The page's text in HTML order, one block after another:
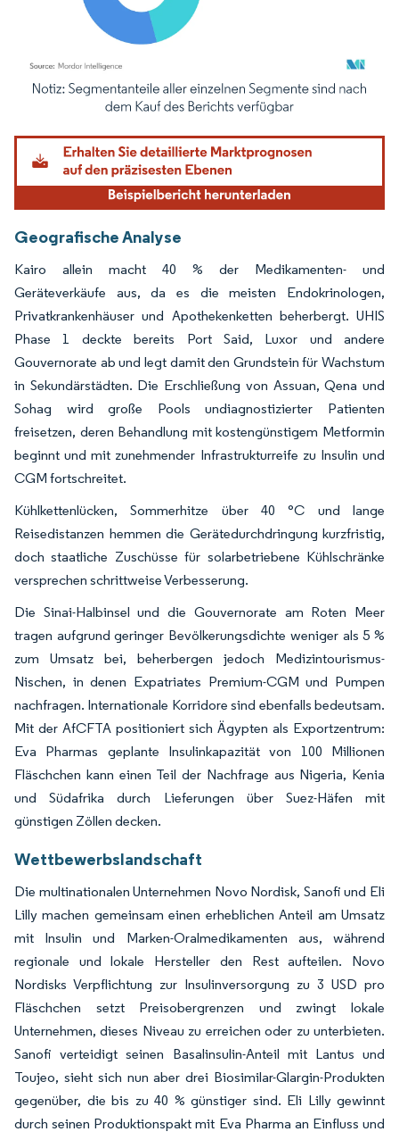
Bild © Mordor Intelligence. Wiederverwendung erfordert Namensnennung
Geografische Analyse
Kairo allein macht 40 % der Medikamenten- und
Geräteverkäufe aus, da es die meisten Endokrinologen,
Privatkrankenhäuser und Apothekenketten beherbergt. UHIS
Phase 1 deckte bereits Port Said, Luxor und andere
Gouvernorate ab und legt damit den Grundstein für Wachstum
in Sekundärstädten. Die Erschließung von Assuan, Qena und
Sohag wird große Pools undiagnostizierter Patienten
freisetzen, deren Behandlung mit kostengünstigem Metformin
beginnt und mit zunehmender Infrastrukturreife zu Insulin und
CGM fortschreitet.
Kühlkettenlücken, Sommerhitze über 40 °C und lange
Reisedistanzen hemmen die Gerätedurchdringung kurzfristig,
doch staatliche Zuschüsse für solarbetriebene Kühlschränke
versprechen schrittweise Verbesserung.
Die Sinai-Halbinsel und die Gouvernorate am Roten Meer
tragen aufgrund geringer Bevölkerungsdichte weniger als 5 %
zum Umsatz bei, beherbergen jedoch Medizintourismus-
Nischen, in denen Expatriates Premium-CGM und Pumpen
nachfragen. Internationale Korridore sind ebenfalls bedeutsam.
Mit der AfCFTA positioniert sich Ägypten als Exportzentrum:
Eva Pharmas geplante Insulinkapazität von 100 Millionen
Fläschchen kann einen Teil der Nachfrage aus Nigeria, Kenia
und Südafrika durch Lieferungen über Suez-Häfen mit
günstigen Zöllen decken.
Wettbewerbslandschaft
Die multinationalen Unternehmen Novo Nordisk, Sanofi und Eli
Lilly machen gemeinsam einen erheblichen Anteil am Umsatz
mit Insulin und Marken-Oralmedikamenten aus, während
regionale und lokale Hersteller den Rest aufteilen. Novo
Nordisks Verpflichtung zur Insulinversorgung zu 3 USD pro
Fläschchen setzt Preisobergrenzen und zwingt lokale
Unternehmen, dieses Niveau zu erreichen oder zu unterbieten.
Sanofi verteidigt seinen Basalinsulin-Anteil mit Lantus und
Toujeo, sieht sich nun aber drei Biosimilar-Glargin-Produkten
gegenüber, die bis zu 40 % günstiger sind. Eli Lilly gewinnt
durch seinen Produktionspakt mit Eva Pharma an Einfluss und